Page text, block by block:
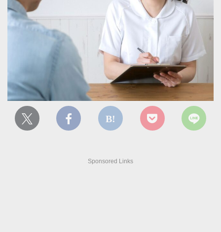
Sponsored Links